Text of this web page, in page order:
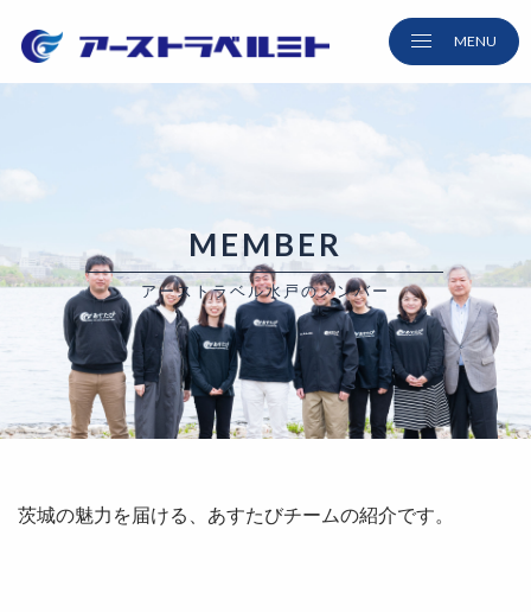
MEMBER
アーストラベル水戸のメンバー
茨城の魅力を届ける、あすたびチームの紹介です。